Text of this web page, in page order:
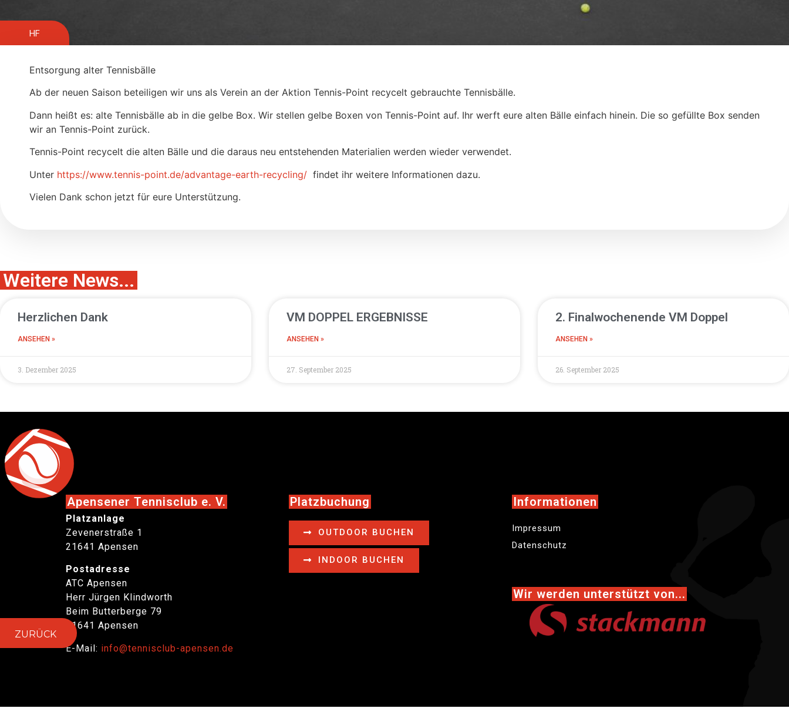
ZURÜCK
HF
Entsorgung alter Tennisbälle
Ab der neuen Saison beteiligen wir uns als Verein an der Aktion Tennis-Point recycelt gebrauchte Tennisbälle.
Dann heißt es: alte Tennisbälle ab in die gelbe Box. Wir stellen gelbe Boxen von Tennis-Point auf. Ihr werft eure alten Bälle einfach hinein. Die so gefüllte Box senden
wir an Tennis-Point zurück.
Tennis-Point recycelt die alten Bälle und die daraus neu entstehenden Materialien werden wieder verwendet.
Unter https://www.tennis-point.de/advantage-earth-recycling/ findet ihr weitere Informationen dazu.
Vielen Dank schon jetzt für eure Unterstützung.
Weitere News...
Herzlichen Dank
ANSEHEN »
3. Dezember 2025
VM DOPPEL ERGEBNISSE
ANSEHEN »
27. September 2025
2. Finalwochenende VM Doppel
ANSEHEN »
26. September 2025
Apensener Tennisclub e. V.
Platzanlage
Zevenerstraße 1
21641 Apensen
Postadresse
ATC Apensen
Herr Jürgen Klindworth
Beim Butterberge 79
21641 Apensen
E-Mail: info@tennisclub-apensen.de
Platzbuchung
OUTDOOR BUCHEN
INDOOR BUCHEN
Informationen
Impressum
Datenschutz
Wir werden unterstützt von...